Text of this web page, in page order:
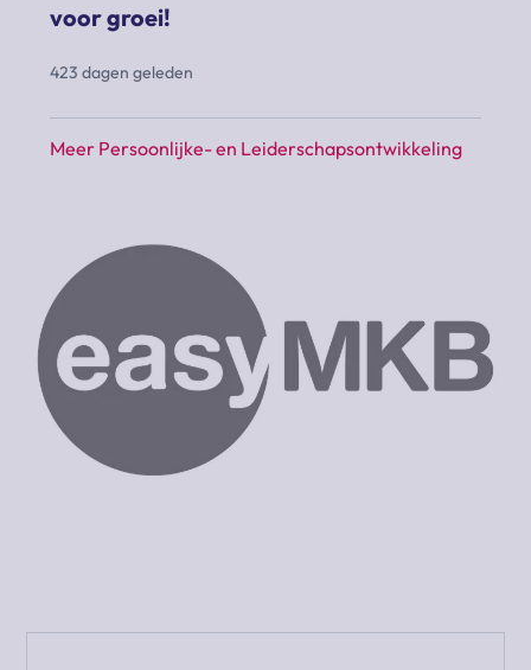
voor groei!
423 dagen geleden
Meer Persoonlijke- en Leiderschapsontwikkeling